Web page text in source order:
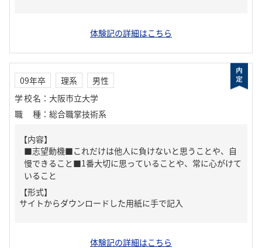
体験記の詳細はこちら
09年卒 理系
男性
学校名 ： 大阪市立大学
職種 ： 総合職掌技術系
【内容】
■志望動機■これだけは他人に負けないと思うことや、自
慢できること■1番大切に思っていることや、常に心がけて
いること
【形式】
サイトからダウンロードした用紙に手で記入
体験記の詳細はこちら